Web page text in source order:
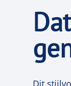
Dit